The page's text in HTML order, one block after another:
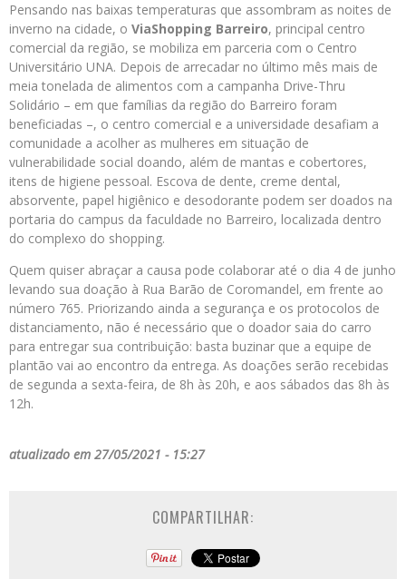
Pensando nas baixas temperaturas que assombram as noites de
inverno na cidade, o ViaShopping Barreiro, principal centro
comercial da região, se mobiliza em parceria com o Centro
Universitário UNA. Depois de arrecadar no último mês mais de
meia tonelada de alimentos com a campanha Drive-Thru
Solidário – em que famílias da região do Barreiro foram
beneficiadas –, o centro comercial e a universidade desafiam a
comunidade a acolher as mulheres em situação de
vulnerabilidade social doando, além de mantas e cobertores,
itens de higiene pessoal. Escova de dente, creme dental,
absorvente, papel higiênico e desodorante podem ser doados na
portaria do campus da faculdade no Barreiro, localizada dentro
do complexo do shopping.
Quem quiser abraçar a causa pode colaborar até o dia 4 de junho
levando sua doação à Rua Barão de Coromandel, em frente ao
número 765. Priorizando ainda a segurança e os protocolos de
distanciamento, não é necessário que o doador saia do carro
para entregar sua contribuição: basta buzinar que a equipe de
plantão vai ao encontro da entrega. As doações serão recebidas
de segunda a sexta-feira, de 8h às 20h, e aos sábados das 8h às
12h.
atualizado em 27/05/2021 - 15:27
COMPARTILHAR: